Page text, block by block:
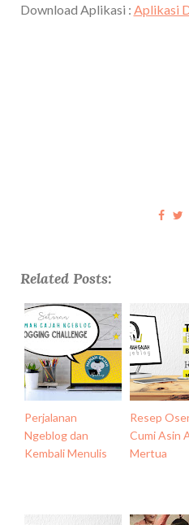
Download Aplikasi : Aplikasi
Related Posts:
Perjalanan
Ngeblog dan
Kembali Menulis
Resep
Cumi Asin
Mertua